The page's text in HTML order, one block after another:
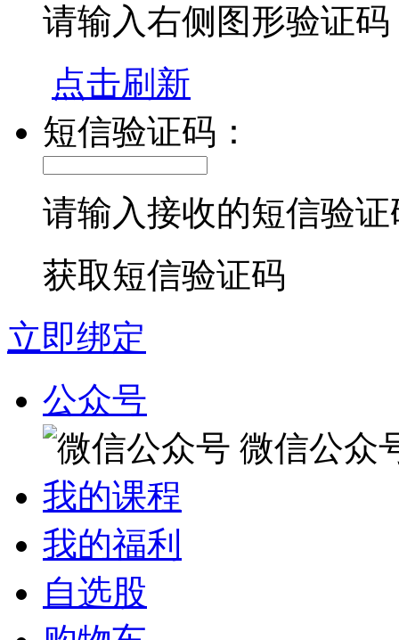
请输入右侧图形验证码
点击刷新
短信验证码：
请输入接收的短信验证
获取短信验证码
立即绑定
公众号
微信公众
我的课程
我的福利
自选股